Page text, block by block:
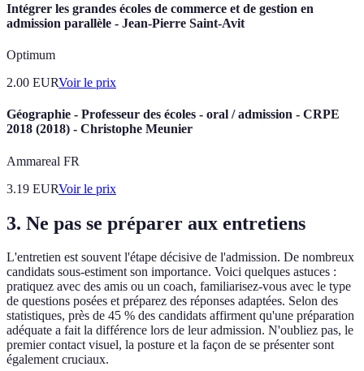
Intégrer les grandes écoles de commerce et de gestion en
admission parallèle - Jean-Pierre Saint-Avit
Optimum
2.00 EURVoir le prix
Géographie - Professeur des écoles - oral / admission - CRPE
2018 (2018) - Christophe Meunier
Ammareal FR
3.19 EURVoir le prix
3. Ne pas se préparer aux entretiens
L'entretien est souvent l'étape décisive de l'admission. De nombreux
candidats sous-estiment son importance. Voici quelques astuces :
pratiquez avec des amis ou un coach, familiarisez-vous avec le type
de questions posées et préparez des réponses adaptées. Selon des
statistiques, près de 45 % des candidats affirment qu'une préparation
adéquate a fait la différence lors de leur admission. N'oubliez pas, le
premier contact visuel, la posture et la façon de se présenter sont
également cruciaux.